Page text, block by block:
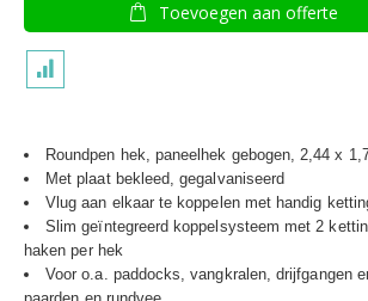
Toevoegen aan offerte
Roundpen hek, paneelhek gebogen, 2,44 x
Met plaat bekleed, gegalvaniseerd
Vlug aan elkaar te koppelen met handig
Slim geïntegreerd koppelsysteem met 2
haken per hek
Voor o.a. paddocks, vangkralen, drijfgangen